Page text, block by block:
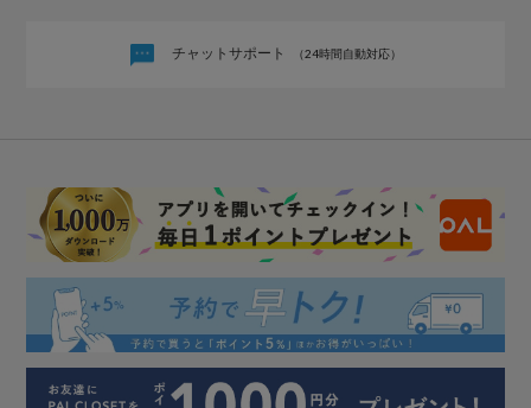
チャットサポート （24時間自動対応）